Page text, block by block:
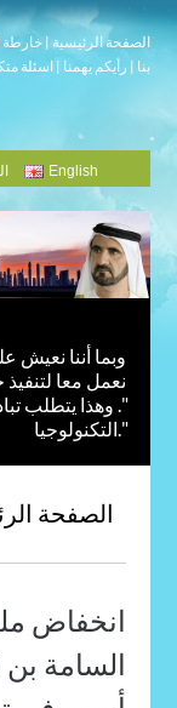
الصفحة الرئيسية |خارطة
بنا | رأيكم يهمنا |اسئلة
English
وبما أننا نعيش
نعمل معا
". وهذا يتطلب
التكنولوجيا."
الصفحة
انخفاض
السامة